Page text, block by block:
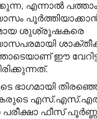
എന്നാൽ
ശുശ്രൂഷകരെ
ഈ വേറിട്ട
ഭാഗമായി
ഫീസ്